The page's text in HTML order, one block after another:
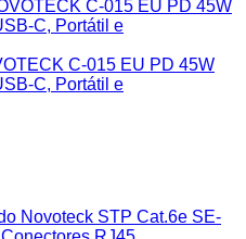
C-015 EU PD 45W
C, Portátil e